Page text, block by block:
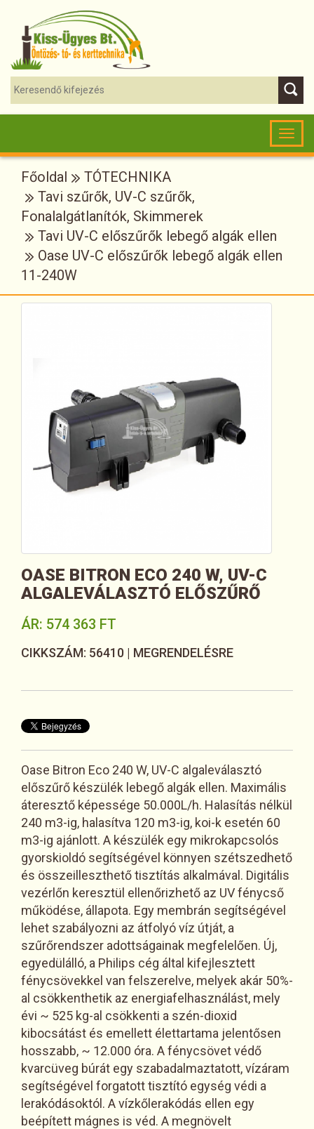
Főoldal
TÓTECHNIKA
Tavi szűrők, UV-C szűrők,
Fonalalgátlanítók, Skimmerek
Tavi UV-C előszűrők lebegő algák ellen
Oase UV-C előszűrők lebegő algák ellen
11-240W
OASE BITRON ECO 240 W, UV-C
ALGALEVÁLASZTÓ ELŐSZŰRŐ
ÁR: 574 363 FT
CIKKSZÁM: 56410 | MEGRENDELÉSRE
Oase Bitron Eco 240 W, UV-C algaleválasztó
előszűrő készülék lebegő algák ellen. Maximális
áteresztő képessége 50.000L/h. Halasítás nélkül
240 m3-ig, halasítva 120 m3-ig, koi-k esetén 60
m3-ig ajánlott. A készülék egy mikrokapcsolós
gyorskioldó segítségével könnyen szétszedhető
és összeilleszthető tisztítás alkalmával. Digitális
vezérlőn keresztül ellenőrizhető az UV fénycső
működése, állapota. Egy membrán segítségével
lehet szabályozni az átfolyó víz útját, a
szűrőrendszer adottságainak megfelelően. Új,
egyedülálló, a Philips cég által kifejlesztett
fénycsövekkel van felszerelve, melyek akár 50%-
al csökkenthetik az energiafelhasználást, mely
évi ~ 525 kg-al csökkenti a szén-dioxid
kibocsátást és emellett élettartama jelentősen
hosszabb, ~ 12.000 óra. A fénycsövet védő
kvarcüveg búrát egy szabadalmaztatott, vízáram
segítségével forgatott tisztító egység védi a
lerakódásoktól. A vízkőlerakódás ellen egy
beépített mágnes is véd. A megnövelt